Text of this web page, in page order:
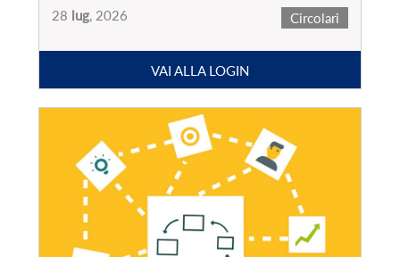
28 lug, 2026 Circolari
VAI ALLA LOGIN